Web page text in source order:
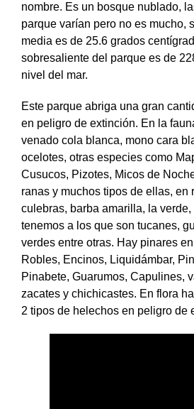
nombre. Es un bosque nublado,
parque varían pero no es mucho,
media es de 25.6 grados
sobresaliente del parque es de
nivel del mar.
Este parque abriga una gran
en peligro de extinción. En la
venado cola blanca, mono cara
ocelotes, otras especies como
Cusucos, Pizotes, Micos de
ranas y muchos tipos de ellas, en
culebras, barba amarilla, la
tenemos a los que son tucanes,
verdes entre otras. Hay pinares
Robles, Encinos, Liquidámbar,
Pinabete, Guarumos, Capulines,
zacates y chichicastes. En flora
2 tipos de helechos en peligro de